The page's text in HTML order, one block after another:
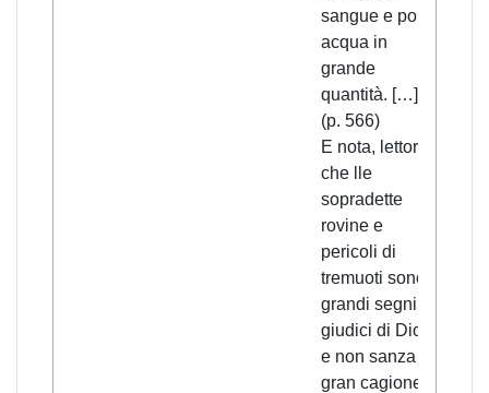
sangue e poi
acqua in
grande
quantità. […]
(p. 566)
E nota, lettore,
che lle
sopradette
rovine e
pericoli di
tremuoti sono
grandi segni e
giudici di Dio,
e non sanza
gran cagione